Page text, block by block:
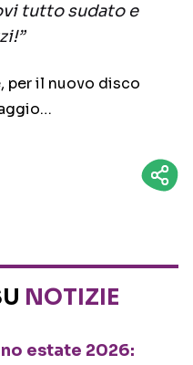
tutto sudato e
per il nuovo disco
NOTIZIE
estate 2026: